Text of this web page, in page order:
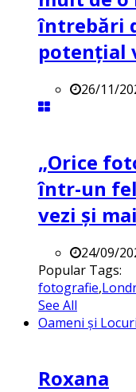
întrebări
potenţial
26/11/
„Orice
într-un
vezi și
24/09/
Popular Tags:
fotografie,
See All
Oameni și Locuri
Roxana